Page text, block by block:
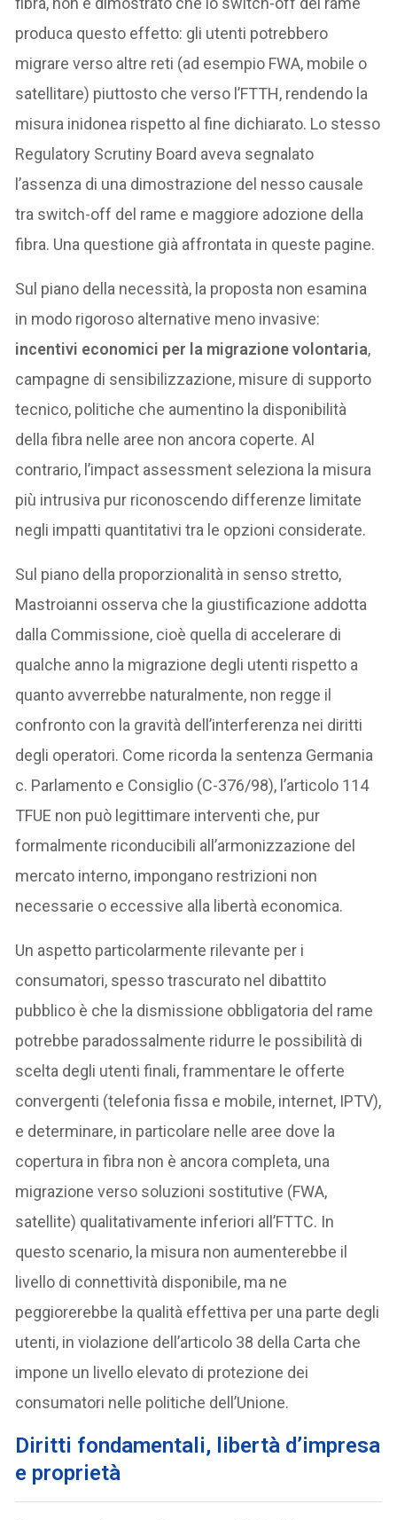
produca questo effetto: gli utenti potrebbero
migrare verso altre reti (ad esempio FWA, mobile o
satellitare) piuttosto che verso l’FTTH, rendendo la
misura inidonea rispetto al fine dichiarato. Lo stesso
Regulatory Scrutiny Board aveva segnalato
l’assenza di una dimostrazione del nesso causale
tra switch-off del rame e maggiore adozione della
fibra. Una questione già affrontata in queste pagine.
Sul piano della necessità, la proposta non esamina
in modo rigoroso alternative meno invasive:
incentivi economici per la migrazione volontaria,
campagne di sensibilizzazione, misure di supporto
tecnico, politiche che aumentino la disponibilità
della fibra nelle aree non ancora coperte. Al
contrario, l’impact assessment seleziona la misura
più intrusiva pur riconoscendo differenze limitate
negli impatti quantitativi tra le opzioni considerate.
Sul piano della proporzionalità in senso stretto,
Mastroianni osserva che la giustificazione addotta
dalla Commissione, cioè quella di accelerare di
qualche anno la migrazione degli utenti rispetto a
quanto avverrebbe naturalmente, non regge il
confronto con la gravità dell’interferenza nei diritti
degli operatori. Come ricorda la sentenza Germania
c. Parlamento e Consiglio (C-376/98), l’articolo 114
TFUE non può legittimare interventi che, pur
formalmente riconducibili all’armonizzazione del
mercato interno, impongano restrizioni non
necessarie o eccessive alla libertà economica.
Un aspetto particolarmente rilevante per i
consumatori, spesso trascurato nel dibattito
pubblico è che la dismissione obbligatoria del rame
potrebbe paradossalmente ridurre le possibilità di
scelta degli utenti finali, frammentare le offerte
convergenti (telefonia fissa e mobile, internet, IPTV),
e determinare, in particolare nelle aree dove la
copertura in fibra non è ancora completa, una
migrazione verso soluzioni sostitutive (FWA,
satellite) qualitativamente inferiori all’FTTC. In
questo scenario, la misura non aumenterebbe il
livello di connettività disponibile, ma ne
peggiorerebbe la qualità effettiva per una parte degli
utenti, in violazione dell’articolo 38 della Carta che
impone un livello elevato di protezione dei
consumatori nelle politiche dell’Unione.
Diritti fondamentali, libertà d’impresa
e proprietà